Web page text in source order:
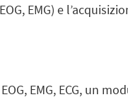
EMG) e
EMG, ECG, un